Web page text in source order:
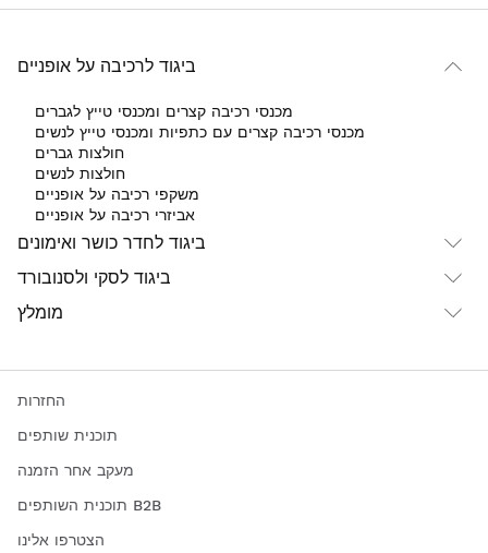
ביגוד לרכיבה על אופניים
מכנסי רכיבה קצרים ומכנסי טייץ לגברים
מכנסי רכיבה קצרים עם כתפיות ומכנסי טייץ לנשים
חולצות גברים
חולצות לנשים
משקפי רכיבה על אופניים
אביזרי רכיבה על אופניים
ביגוד לחדר כושר ואימונים
ביגוד לסקי ולסנובורד
מומלץ
החזרות
תוכנית שותפים
מעקב אחר הזמנה
תוכנית השותפים B2B
הצטרפו אלינו